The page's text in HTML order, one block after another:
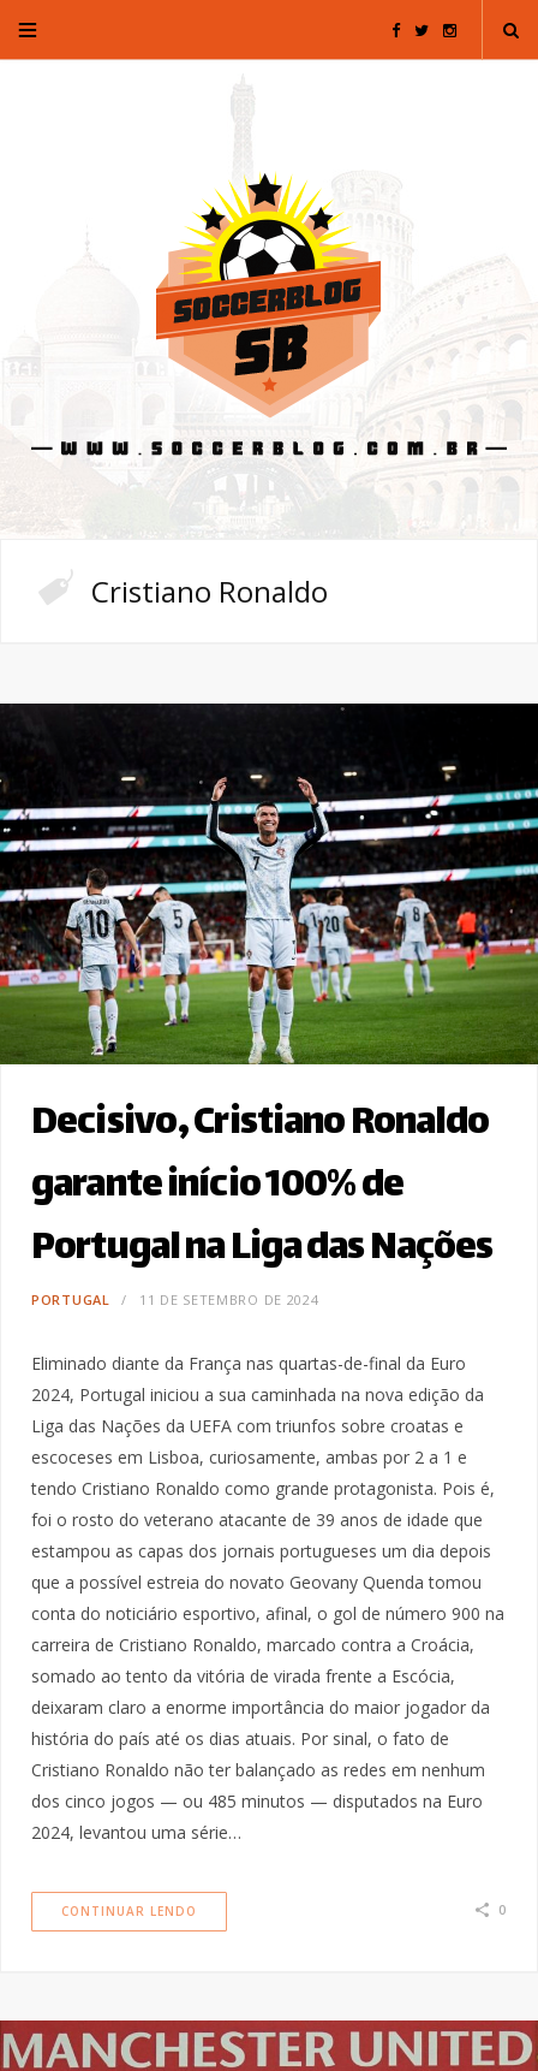
F T I
a
a
Cristiano Ronaldo
Decisivo, Cristiano Ronaldo
garante início 100% de
Portugal na Liga das Nações
PORTUGAL 11 DE SETEMBRO DE 2024
Eliminado diante da França nas quartas-de-final da Euro
2024, Portugal iniciou a sua caminhada na nova edição da
Liga das Nações da UEFA com triunfos sobre croatas e
escoceses em Lisboa, curiosamente, ambas por 2 a 1 e
tendo Cristiano Ronaldo como grande protagonista. Pois é,
foi o rosto do veterano atacante de 39 anos de idade que
estampou as capas dos jornais portugueses um dia depois
que a possível estreia do novato Geovany Quenda tomou
conta do noticiário esportivo, afinal, o gol de número 900 na
carreira de Cristiano Ronaldo, marcado contra a Croácia,
somado ao tento da vitória de virada frente a Escócia,
deixaram claro a enorme importância do maior jogador da
história do país até os dias atuais. Por sinal, o fato de
Cristiano Ronaldo não ter balançado as redes em nenhum
dos cinco jogos — ou 485 minutos — disputados na Euro
2024, levantou uma série…
CONTINUAR LENDO 0